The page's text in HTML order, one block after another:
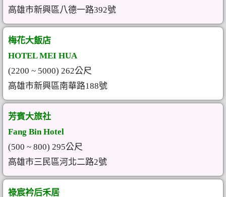
高雄市新興區八德一路392號
梅花大飯店
HOTEL MEI HUA
(2200 ~ 5000) 262公尺
高雄市新興區南華路188號
芳賓大旅社
Fang Bin Hotel
(500 ~ 800) 295公尺
高雄市三民區河北二路2號
祿宸衿后禾居